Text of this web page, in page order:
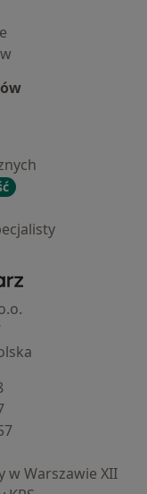
- Strona główna
w Warszawie XII